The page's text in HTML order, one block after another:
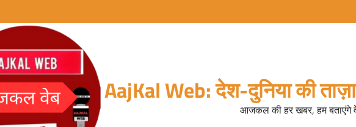
AajKal Web: देश-दुनिया की
आजकल की हर खबर, हम बताएंगे